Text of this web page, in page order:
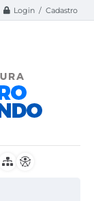
Login / Cadastro